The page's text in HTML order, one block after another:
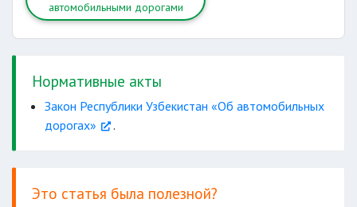
автомобильными дорогами
Нормативные акты
Закон Республики Узбекистан «Об автомобильных
дорогах»
.
Это статья была полезной?